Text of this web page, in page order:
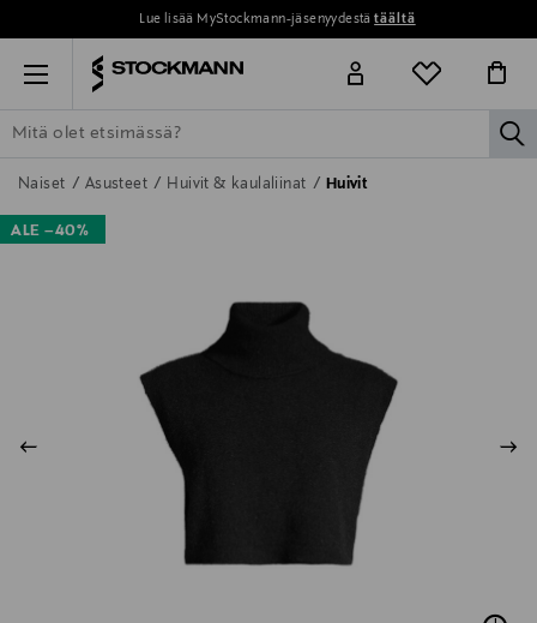
Lue lisää MyStockmann-jäsenyydestätäältä
Menu
ETSI KAIKKI NAISET MIEHET LAPSET
Naiset Asusteet Huivit & kaulaliinat Huivit
ALE –40%